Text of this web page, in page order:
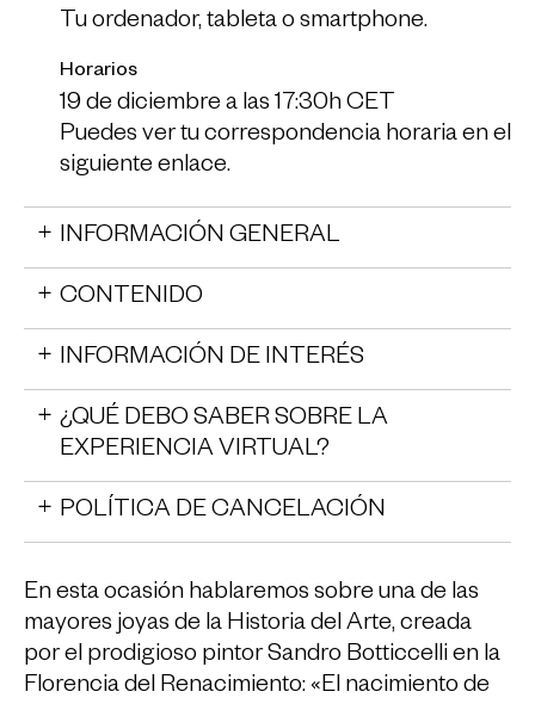
Tu ordenador, tableta o smartphone.
Horarios
19 de diciembre a las 17:30h CET
Puedes ver tu correspondencia horaria en el
siguiente enlace.
INFORMACIÓN GENERAL
CONTENIDO
INFORMACIÓN DE INTERÉS
¿QUÉ DEBO SABER SOBRE LA
EXPERIENCIA VIRTUAL?
POLÍTICA DE CANCELACIÓN
En esta ocasión hablaremos sobre una de las
mayores joyas de la Historia del Arte, creada
por el prodigioso pintor Sandro Botticcelli en la
Florencia del Renacimiento: «El nacimiento de